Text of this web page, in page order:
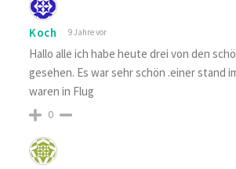
Koch 9 Jahre vor
Hallo alle ich habe heute drei von den
gesehen. Es war sehr schön .einer stand
waren in Flug
0